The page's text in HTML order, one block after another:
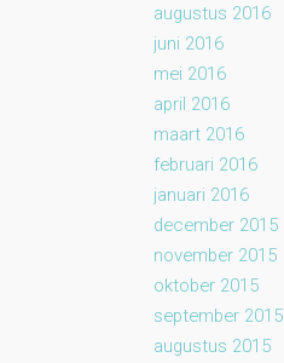
augustus 2016
juni 2016
mei 2016
april 2016
maart 2016
februari 2016
januari 2016
december 2015
november 2015
oktober 2015
september 2015
augustus 2015